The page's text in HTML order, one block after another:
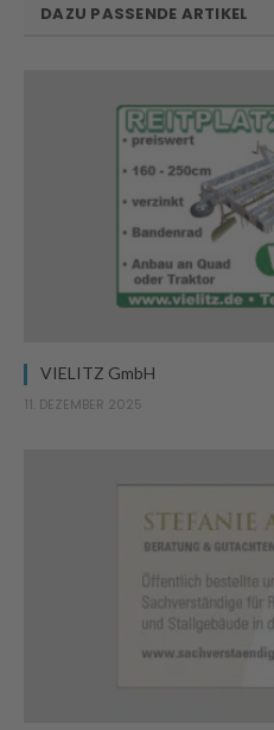
DAZU PASSENDE ARTIKEL
VIELITZ GmbH
11. DEZEMBER 2025